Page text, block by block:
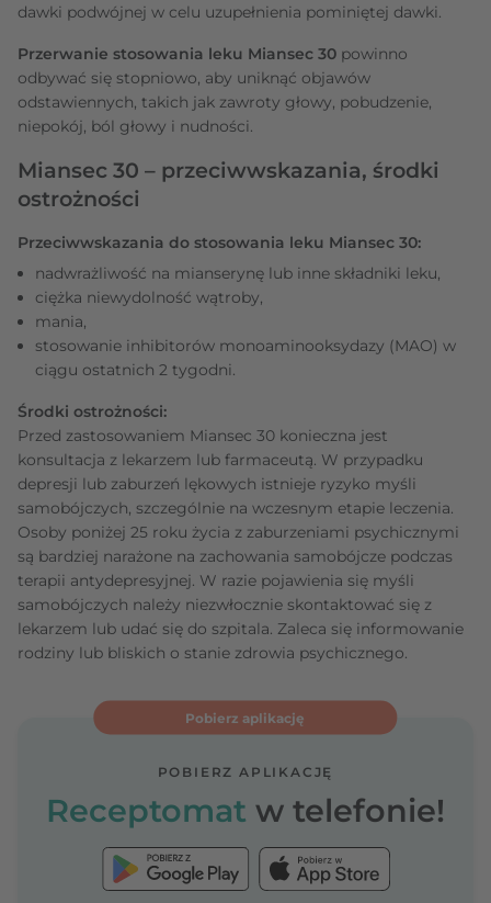
dawki podwójnej w celu uzupełnienia pominiętej dawki.
Przerwanie stosowania leku Miansec 30 powinno
odbywać się stopniowo, aby uniknąć objawów
odstawiennych, takich jak zawroty głowy, pobudzenie,
niepokój, ból głowy i nudności.
Miansec 30 – przeciwwskazania, środki
ostrożności
Przeciwwskazania do stosowania leku Miansec 30:
nadwrażliwość na mianserynę lub inne składniki leku,
ciężka niewydolność wątroby,
mania,
stosowanie inhibitorów monoaminooksydazy (MAO) w
ciągu ostatnich 2 tygodni.
Środki ostrożności:
Przed zastosowaniem Miansec 30 konieczna jest
konsultacja z lekarzem lub farmaceutą. W przypadku
depresji lub zaburzeń lękowych istnieje ryzyko myśli
samobójczych, szczególnie na wczesnym etapie leczenia.
Osoby poniżej 25 roku życia z zaburzeniami psychicznymi
są bardziej narażone na zachowania samobójcze podczas
terapii antydepresyjnej. W razie pojawienia się myśli
samobójczych należy niezwłocznie skontaktować się z
lekarzem lub udać się do szpitala. Zaleca się informowanie
rodziny lub bliskich o stanie zdrowia psychicznego.
Pobierz aplikację
POBIERZ APLIKACJĘ
Receptomat w telefonie!